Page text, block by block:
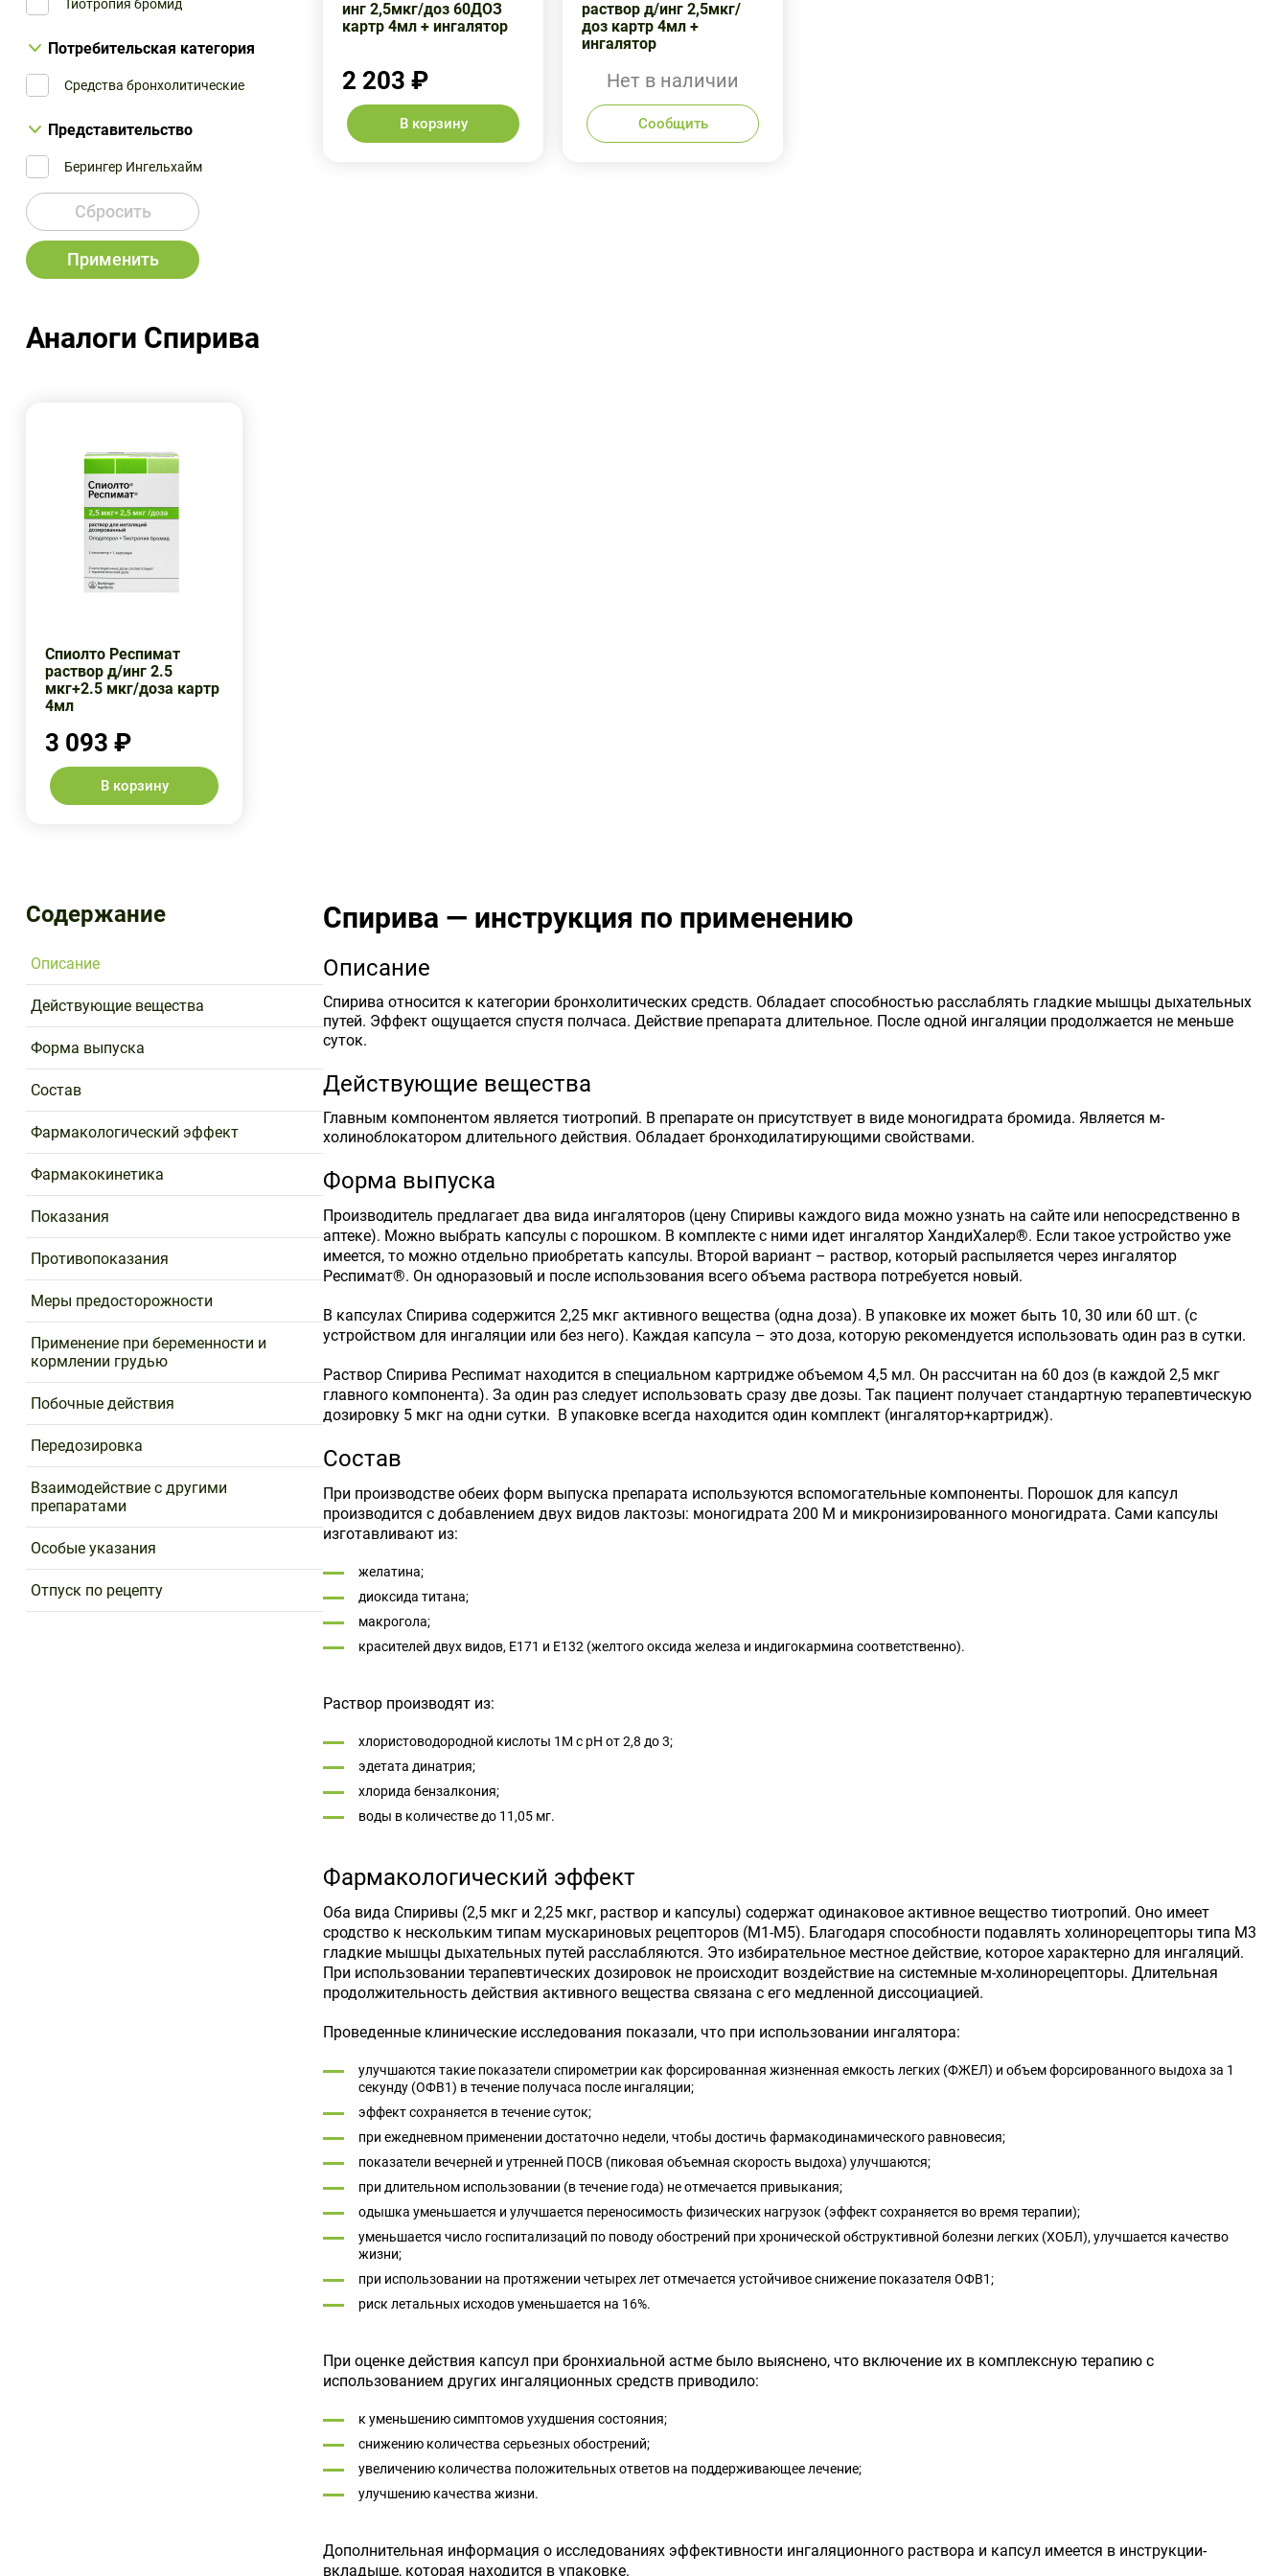
Тиотропия бромид
Потребительская категория
Средства бронхолитические
Представительство
Берингер Ингельхайм
Сбросить
Применить
инг 2,5мкг/доз 60ДОЗ
картр 4мл + ингалятор
2 203 ₽
В корзину
раствор д/инг 2,5мкг/
доз картр 4мл +
ингалятор
Нет в наличии
Сообщить
Аналоги Спирива
Спиолто Респимат
раствор д/инг 2.5
мкг+2.5 мкг/доза картр
4мл
3 093 ₽
В корзину
Содержание
Описание
Действующие вещества
Форма выпуска
Состав
Фармакологический эффект
Фармакокинетика
Показания
Противопоказания
Меры предосторожности
Применение при беременности и
кормлении грудью
Побочные действия
Передозировка
Взаимодействие с другими
препаратами
Особые указания
Отпуск по рецепту
Спирива — инструкция по применению
Описание
Спирива относится к категории бронхолитических средств. Обладает способностью расслаблять гладкие мышцы дыхательных
путей. Эффект ощущается спустя полчаса. Действие препарата длительное. После одной ингаляции продолжается не меньше
суток.
Действующие вещества
Главным компонентом является тиотропий. В препарате он присутствует в виде моногидрата бромида. Является м-
холиноблокатором длительного действия. Обладает бронходилатирующими свойствами.
Форма выпуска
Производитель предлагает два вида ингаляторов (цену Спиривы каждого вида можно узнать на сайте или непосредственно в
аптеке). Можно выбрать капсулы с порошком. В комплекте с ними идет ингалятор ХандиХалер®. Если такое устройство уже
имеется, то можно отдельно приобретать капсулы. Второй вариант – раствор, который распыляется через ингалятор
Респимат®. Он одноразовый и после использования всего объема раствора потребуется новый.
В капсулах Спирива содержится 2,25 мкг активного вещества (одна доза). В упаковке их может быть 10, 30 или 60 шт. (с
устройством для ингаляции или без него). Каждая капсула – это доза, которую рекомендуется использовать один раз в сутки.
Раствор Спирива Респимат находится в специальном картридже объемом 4,5 мл. Он рассчитан на 60 доз (в каждой 2,5 мкг
главного компонента). За один раз следует использовать сразу две дозы. Так пациент получает стандартную терапевтическую
дозировку 5 мкг на одни сутки. В упаковке всегда находится один комплект (ингалятор+картридж).
Состав
При производстве обеих форм выпуска препарата используются вспомогательные компоненты. Порошок для капсул
производится с добавлением двух видов лактозы: моногидрата 200 М и микронизированного моногидрата. Сами капсулы
изготавливают из:
желатина;
диоксида титана;
макрогола;
красителей двух видов, Е171 и Е132 (желтого оксида железа и индигокармина соответственно).
Раствор производят из:
хлористоводородной кислоты 1М с рН от 2,8 до 3;
эдетата динатрия;
хлорида бензалкония;
воды в количестве до 11,05 мг.
Фармакологический эффект
Оба вида Спиривы (2,5 мкг и 2,25 мкг, раствор и капсулы) содержат одинаковое активное вещество тиотропий. Оно имеет
сродство к нескольким типам мускариновых рецепторов (M1-М5). Благодаря способности подавлять холинорецепторы типа М3
гладкие мышцы дыхательных путей расслабляются. Это избирательное местное действие, которое характерно для ингаляций.
При использовании терапевтических дозировок не происходит воздействие на системные м-холинорецепторы. Длительная
продолжительность действия активного вещества связана с его медленной диссоциацией.
Проведенные клинические исследования показали, что при использовании ингалятора:
улучшаются такие показатели спирометрии как форсированная жизненная емкость легких (ФЖЕЛ) и объем форсированного выдоха за 1
секунду (ОФВ1) в течение получаса после ингаляции;
эффект сохраняется в течение суток;
при ежедневном применении достаточно недели, чтобы достичь фармакодинамического равновесия;
показатели вечерней и утренней ПОСВ (пиковая объемная скорость выдоха) улучшаются;
при длительном использовании (в течение года) не отмечается привыкания;
одышка уменьшается и улучшается переносимость физических нагрузок (эффект сохраняется во время терапии);
уменьшается число госпитализаций по поводу обострений при хронической обструктивной болезни легких (ХОБЛ), улучшается качество
жизни;
при использовании на протяжении четырех лет отмечается устойчивое снижение показателя ОФВ1;
риск летальных исходов уменьшается на 16%.
При оценке действия капсул при бронхиальной астме было выяснено, что включение их в комплексную терапию с
использованием других ингаляционных средств приводило:
к уменьшению симптомов ухудшения состояния;
снижению количества серьезных обострений;
увеличению количества положительных ответов на поддерживающее лечение;
улучшению качества жизни.
Дополнительная информация о исследованиях эффективности ингаляционного раствора и капсул имеется в инструкции-
вкладыше, которая находится в упаковке.